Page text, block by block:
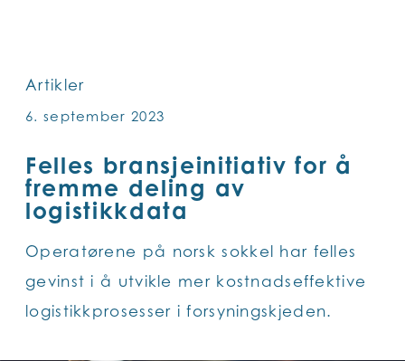
Artikler
6. september 2023
Felles bransjeinitiativ for å
fremme deling av
logistikkdata
Operatørene på norsk sokkel har felles
gevinst i å utvikle mer kostnadseffektive
logistikkprosesser i forsyningskjeden.